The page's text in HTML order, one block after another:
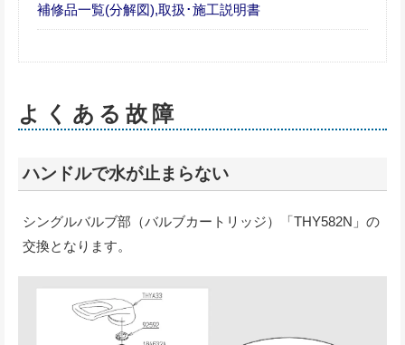
補修品一覧(分解図),取扱･施工説明書
よくある故障
ハンドルで水が止まらない
シングルバルブ部（バルブカートリッジ）「THY582N」の
交換となります。